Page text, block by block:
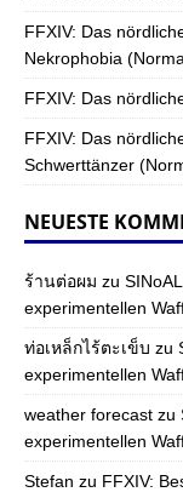
FFXIV: Das
Nekrophobia
FFXIV: Das
FFXIV: Das
Schwerttänzer
NEUESTE
ร้านต่อผม zu
experimentellen
ท่อเหล็กไร้ตะเข็บ zu
experimentellen
weather forecast zu
experimentellen
Stefan zu FFXIV: